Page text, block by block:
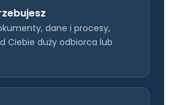
dane i procesy,
Ciebie duży odbiorca lub